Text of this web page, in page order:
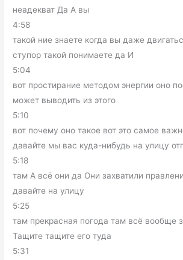
неадекват Да А вы
4:58
такой ние знаете когда вы даже
ступор такой понимаете да И
5:04
вот простирание методом энергии оно
может выводить из этого
5:10
вот почему оно такое вот это самое
давайте мы вас куда-нибудь на улицу
5:18
там А всё они да Они захватили
давайте на улицу
5:25
там прекрасная погода там всё вообще
Тащите тащите его туда
5:31